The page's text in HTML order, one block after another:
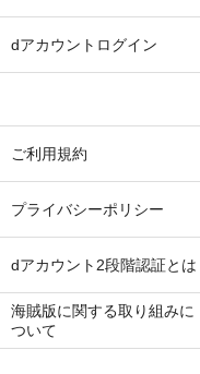
dアカウントログイン
ご利用規約
プライバシーポリシー
dアカウント2段階認証とは
海賊版に関する取り組みに
ついて